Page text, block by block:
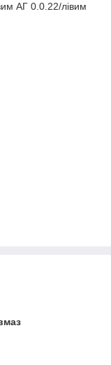
АГ 0.0.22/лівим